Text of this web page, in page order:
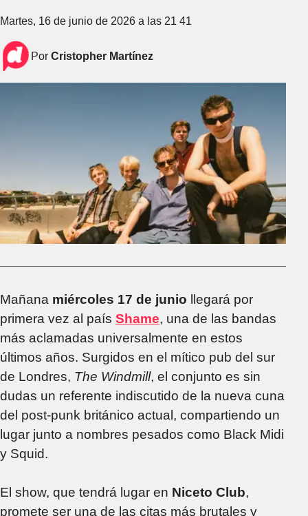
Martes, 16 de junio de 2026 a las 21 41
Por Cristopher Martínez
Mañana miércoles 17 de junio llegará por
primera vez al país Shame, una de las bandas
más aclamadas universalmente en estos
últimos años. Surgidos en el mítico pub del sur
de Londres, The Windmill, el conjunto es sin
dudas un referente indiscutido de la nueva cuna
del post-punk británico actual, compartiendo un
lugar junto a nombres pesados como Black Midi
y Squid.
El show, que tendrá lugar en Niceto Club,
promete ser una de las citas más brutales y